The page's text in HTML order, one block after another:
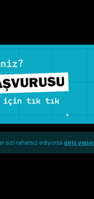
sizi rahatsız ediyorsa giriş yapın